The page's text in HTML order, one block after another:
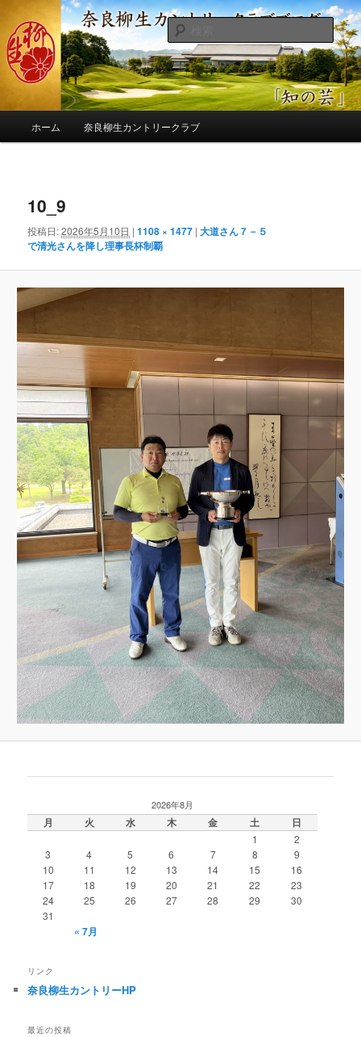
ン
コ
ン
へ
奈良柳生カントリークラブ総支配人
ブログ
季節の話題、クラブの出来事、コースの改修・更新作業、ゴルフに関する随
筆、喜怒哀楽などを気まぐれに発信します。
検
索
ホーム 奈良柳生カントリークラブ
ナ
ビ
ゲ
シ
ョ
ン
10_9
投稿日:2026年5月10日 |1108 × 1477 |大道さん７－５
で清光さんを降し理事長杯制覇
2026年8月
月 火 水 木 金 土 日
1
2
3
4 5 6 7 8
9
10
11 12 13 14 15
16
17
18 19 20 21 22
23
24
25 26 27 28 29
30
31
« 7月
リンク
奈良柳生カントリーHP
最近の投稿